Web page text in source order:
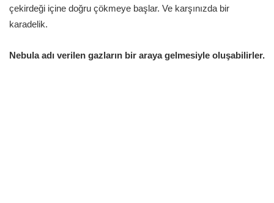
çekirdeği içine doğru çökmeye başlar. Ve karşınızda bir
karadelik.
Nebula adı verilen gazların bir araya gelmesiyle oluşabilirler.